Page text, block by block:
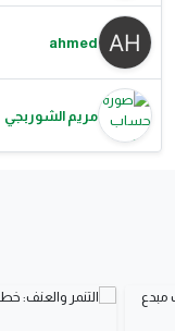
ahmed
مريم الشوربجي